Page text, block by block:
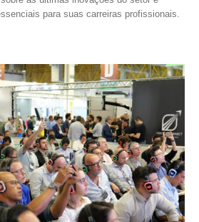
para suas carreiras profissionais.